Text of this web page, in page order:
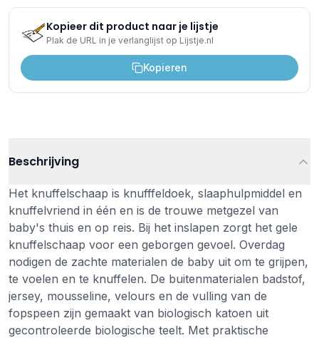
Kopieer dit product naar je lijstje
Plak de URL in je verlanglijst op Lijstje.nl
Kopieren
Beschrijving
Het knuffelschaap is knufffeldoek, slaaphulpmiddel en
knuffelvriend in één en is de trouwe metgezel van
baby's thuis en op reis. Bij het inslapen zorgt het gele
knuffelschaap voor een geborgen gevoel. Overdag
nodigen de zachte materialen de baby uit om te grijpen,
te voelen en te knuffelen. De buitenmaterialen badstof,
jersey, mousseline, velours en de vulling van de
fopspeen zijn gemaakt van biologisch katoen uit
gecontroleerde biologische teelt. Met praktische